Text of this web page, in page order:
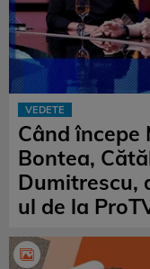
VEDETE
Când începe
Bontea,
Dumitrescu,
ul de la